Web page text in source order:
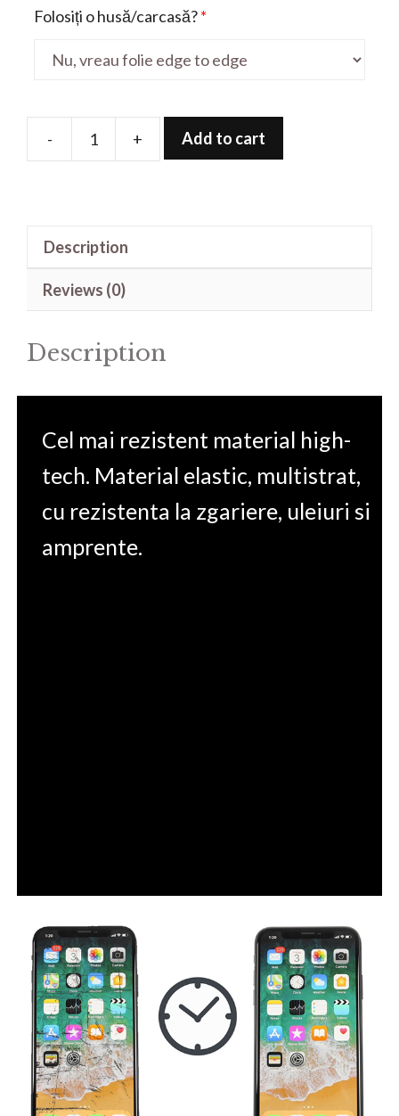
Folosiți o husă/carcasă?*
-
Folie
+ Add to cart
Description
Reviews (0)
Description
Cel mai rezistent material high-
tech. Material elastic, multistrat,
cu rezistenta la zgariere, uleiuri si
amprente.